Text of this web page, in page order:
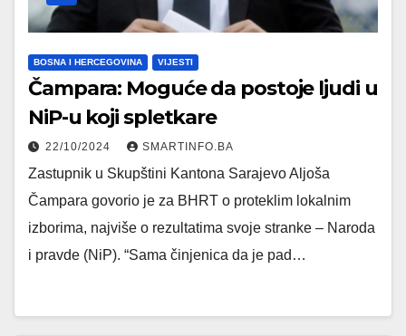
BOSNA I HERCEGOVINA VIJESTI
Čampara: Moguće da postoje ljudi u
NiP-u koji spletkare
22/10/2024 SMARTINFO.BA
Zastupnik u Skupštini Kantona Sarajevo Aljoša
Čampara govorio je za BHRT o proteklim lokalnim
izborima, najviše o rezultatima svoje stranke – Naroda
i pravde (NiP). “Sama činjenica da je pad…